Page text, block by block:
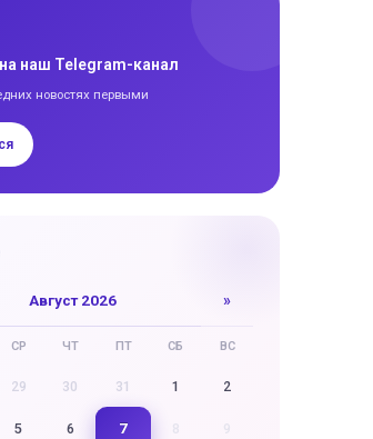
наш Telegram-канал
новостях первыми
Август 2026 »
СР ЧТ ПТ СБ ВС
29 30 31 1 2
5 6 7